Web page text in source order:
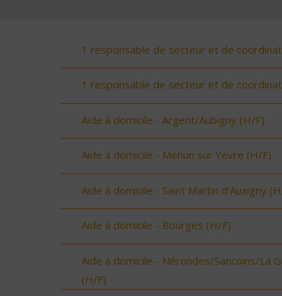
1 responsable de secteur et de
1 responsable de secteur et de
Aide à domicile - Argent/Aubigny (H/F)
Aide à domicile - Mehun sur Yèvre (H/F)
Aide à domicile - Saint Martin d'Auxigny
Aide à domicile - Bourges (H/F)
Aide à domicile - Nérondes/Sancoins/La
(H/F)